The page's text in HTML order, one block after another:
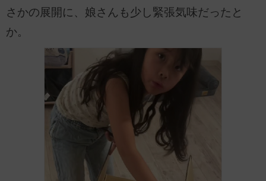
さかの展開に、娘さんも少し緊張気味だったと
か。